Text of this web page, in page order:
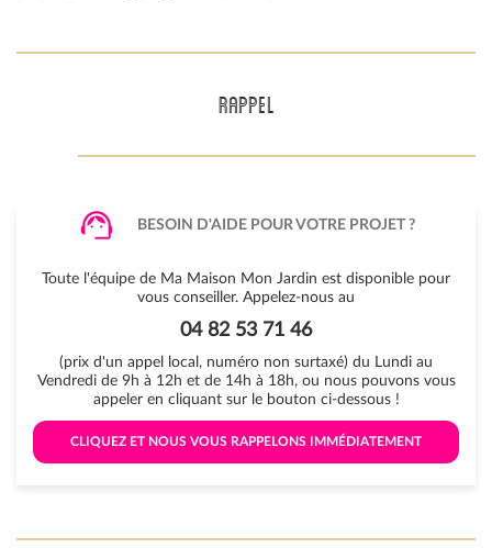
RAPPEL
BESOIN D'AIDE POUR VOTRE PROJET ?
Toute l'équipe de Ma Maison Mon Jardin est disponible pour
vous conseiller. Appelez-nous au
04 82 53 71 46
(prix d'un appel local, numéro non surtaxé) du Lundi au
Vendredi de 9h à 12h et de 14h à 18h, ou nous pouvons vous
appeler en cliquant sur le bouton ci-dessous !
CLIQUEZ ET NOUS VOUS RAPPELONS IMMÉDIATEMENT